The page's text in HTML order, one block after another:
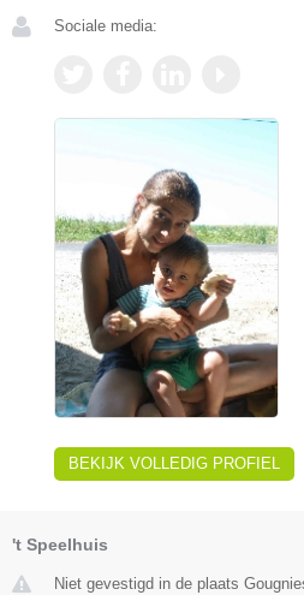
Sociale media:
BEKIJK VOLLEDIG PROFIEL
't Speelhuis
Niet gevestigd in de plaats